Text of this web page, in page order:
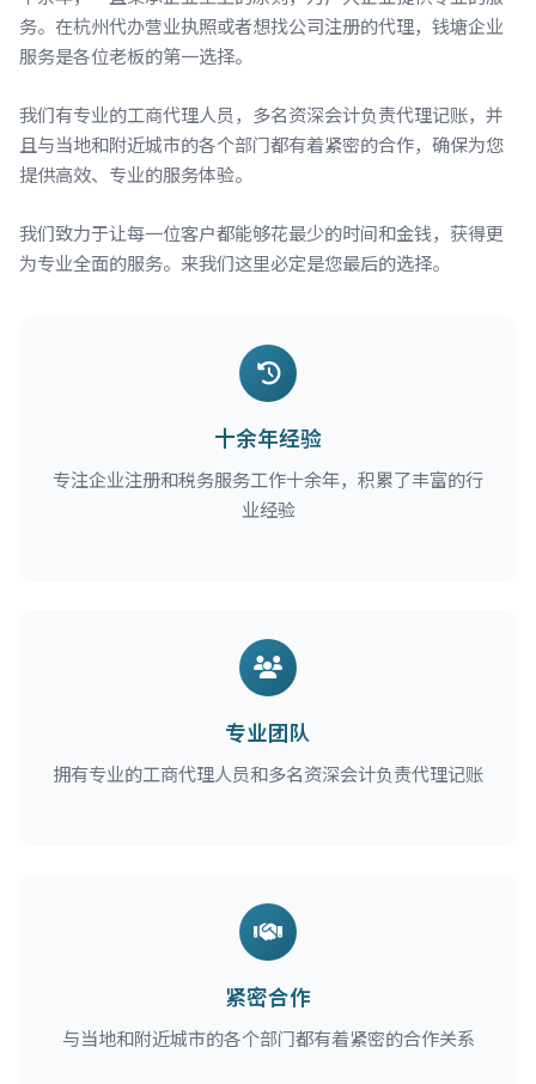
务。在杭州代办营业执照或者想找公司注册的代理，钱塘企业
服务是各位老板的第一选择。
我们有专业的工商代理人员，多名资深会计负责代理记账，并
且与当地和附近城市的各个部门都有着紧密的合作，确保为您
提供高效、专业的服务体验。
我们致力于让每一位客户都能够花最少的时间和金钱，获得更
为专业全面的服务。来我们这里必定是您最后的选择。
十余年经验
专注企业注册和税务服务工作十余年，积累了丰富的行
业经验
专业团队
拥有专业的工商代理人员和多名资深会计负责代理记账
紧密合作
与当地和附近城市的各个部门都有着紧密的合作关系